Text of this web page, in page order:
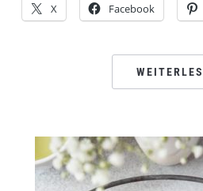
X Facebook